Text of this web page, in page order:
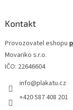
Kontakt
Provozovatel eshopu
Movariko s.r.o.
IČO: 22646604
info@plakatu.cz
+420 587 408 201